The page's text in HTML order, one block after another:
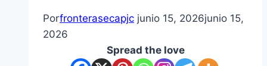
Porfronterasecapjc junio 15, 2026junio 15,
2026
Spread the love